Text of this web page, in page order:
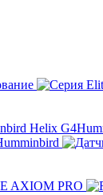
AXIOM PRO